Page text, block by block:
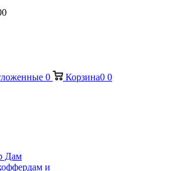
0 Корзина0 0
Дам
и